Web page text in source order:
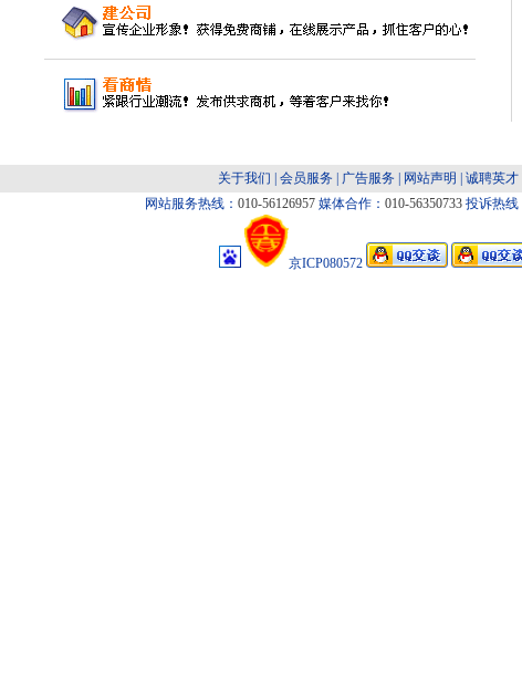
关于我们 会员服务| 广告服务| 网站声明 诚聘英才|
网站服务热线： 010-56126957媒体合作： 010-56350733投诉热线
京ICP080572